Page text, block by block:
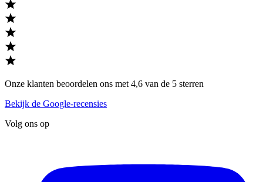
Onze klanten beoordelen ons met 4,6 van de 5 sterren
Bekijk de Google-recensies
Volg ons op